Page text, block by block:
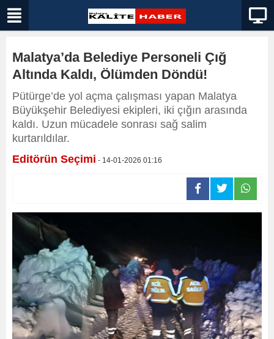
Malatya’da Belediye Personeli Çığ
Altında Kaldı, Ölümden Döndü!
Pütürge’de yol açma çalışması yapan Malatya
Büyükşehir Belediyesi ekipleri, iki çığın arasında
kaldı. Uzun mücadele sonrası sağ salim
kurtarıldılar.
Editörün Seçimi - 14-01-2026 01:16